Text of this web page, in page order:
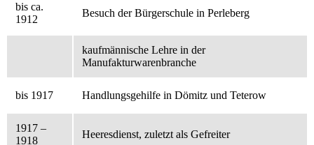
bis ca.
1912
Besuch der Bürgerschule in Perleberg
kaufmännische Lehre in der
Manufakturwarenbranche
bis 1917 Handlungsgehilfe in Dömitz und Teterow
1917 –
1918
Heeresdienst, zuletzt als Gefreiter